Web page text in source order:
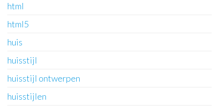
html
html5
huis
huisstijl
huisstijl ontwerpen
huisstijlen